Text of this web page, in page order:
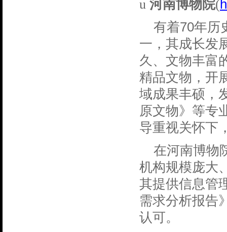
u 河南博物院(
有着70年历
一，其成长发
久、文物丰富
精品文物，开
域成果丰硕，
原文物》等专
导重视关怀下
在河南博物
机构规模庞大
其提供信息管
需求分析报告
认可。